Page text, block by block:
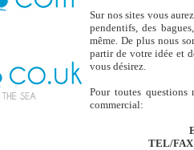
Sur nos sites vous
pendentifs, des
même. De plus nous
partir de votre idée et
vous désirez.
Pour toutes questions
commercial:
TEL/FAX